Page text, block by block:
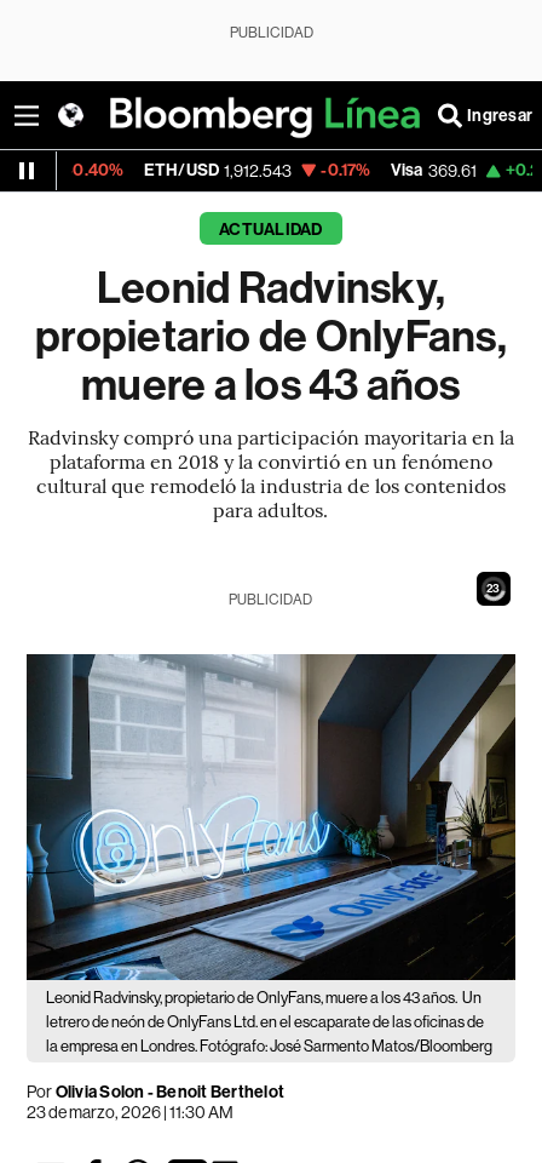
PUBLICIDAD
Ingresar
ETH/USD 1,912.543 -0.17% Visa 369.61 +0.29%
ACTUALIDAD
Leonid Radvinsky,
propietario de OnlyFans,
muere a los 43 años
Radvinsky compró una participación mayoritaria en la
plataforma en 2018 y la convirtió en un fenómeno
cultural que remodeló la industria de los contenidos
para adultos.
21
PUBLICIDAD
Leonid Radvinsky, propietario de OnlyFans, muere a los 43 años. Un
letrero de neón de OnlyFans Ltd. en el escaparate de las oficinas de
la empresa en Londres. Fotógrafo: José Sarmento Matos/Bloomberg
PorOlivia Solon - Benoit Berthelot
23 de marzo, 2026 | 11:30 AM